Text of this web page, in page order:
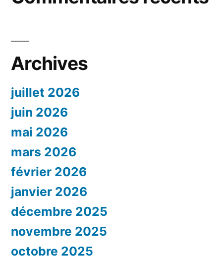
Archives
juillet 2026
juin 2026
mai 2026
mars 2026
février 2026
janvier 2026
décembre 2025
novembre 2025
octobre 2025